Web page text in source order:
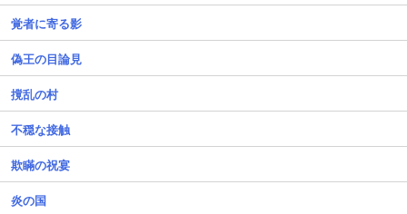
覚者に寄る影
偽王の目論見
撹乱の村
不穏な接触
欺瞞の祝宴
炎の国